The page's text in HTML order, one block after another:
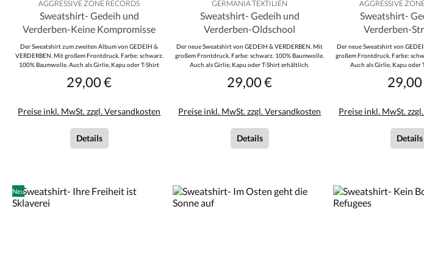
AGGRESSIVE ZONE RECORDS
Sweatshirt- Gedeih und
Verderben-Keine Kompromisse
Der Sweatshirt zum zweiten Album von GEDEIH &
VERDERBEN. Mit großem Frontdruck. Farbe: schwarz.
100% Baumwolle. Auch als Girlie, Kapu oder T-Shirt
Regulärer Preis:
29,00 €
Preise inkl. MwSt. zzgl. Versandkosten
Details
GERMANIA TEXTILIEN
Sweatshirt- Gedeih und
Verderben-Oldschool
Der neue Sweatshirt von GEDEIH & VERDERBEN. Mit
großem Frontdruck. Farbe: schwarz. 100% Baumwolle.
Auch als Girlie, Kapu oder T-Shirt erhältlich.
Regulärer Preis:
29,00 €
Preise inkl. MwSt. zzgl. Versandkosten
Details
AGGRESSIVE
Sweatshirt-
Verderben-
Der neue Sweatshirt von
großem Frontdruck. Farbe:
Auch als Girlie, Kapu oder
Preise inkl. MwSt.
Details
Neu